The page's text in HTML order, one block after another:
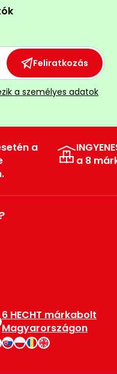
Feliratkozás
a személyes adatok
a
a 8
6 HECHT márkabolt
Magyarországon